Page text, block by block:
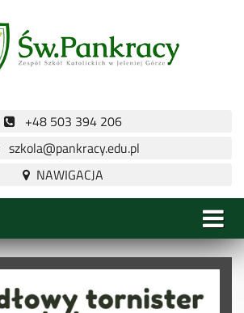
+48 503 394 206
szkola@pankracy.edu.pl